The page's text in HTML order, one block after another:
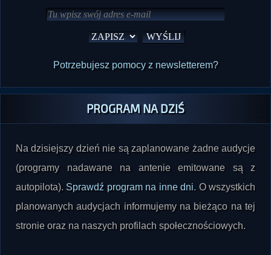
Potrzebujesz pomocy z newsletterem?
PROGRAM NA DZIŚ
Na dzisiejszy dzień nie są zaplanowane żadne audycje
(programy nadawane na antenie emitowane są z
autopilota).
Sprawdź program na inne dni. O wszystkich
planowanych audycjach informujemy na bieżąco na tej
stronie oraz na naszych profilach społecznościowych.